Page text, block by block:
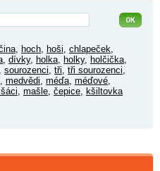
hoch hoši chlapeček
dívky, holka holky, holčička
sourozenci tři tři sourozenci
medvědi méďa méďové
mašle čepice
kšiltovka